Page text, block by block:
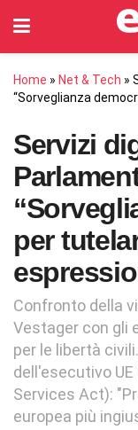
Home » Net & Tech »
“Sorveglianza
Servizi
per
Confronto della
Vestager con gli
per le libertà
dell'esecutivo
Services Act):
europea più